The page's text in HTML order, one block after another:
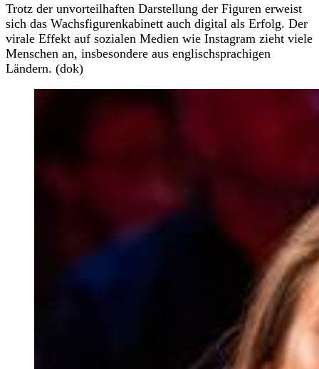
Trotz der unvorteilhaften Darstellung der Figuren erweist
sich das Wachsfigurenkabinett auch digital als Erfolg. Der
virale Effekt auf sozialen Medien wie Instagram zieht viele
Menschen an, insbesondere aus englischsprachigen
Ländern. (dok)